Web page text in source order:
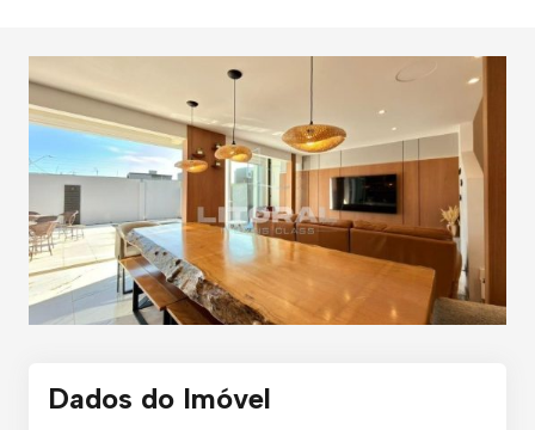
Dados do Imóvel